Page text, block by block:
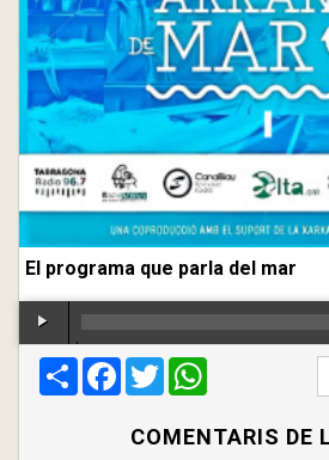
El programa que parla del mar
00:00/ 00:00
CompartirFacebook
Twitter
COMENTARIS DE